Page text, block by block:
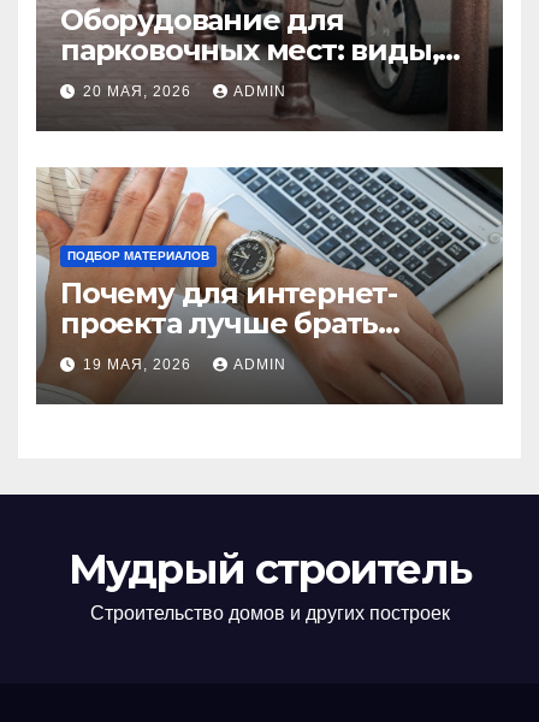
Оборудование для
парковочных мест: виды,
функции и нормы
установки
20 МАЯ, 2026 ADMIN
ПОДБОР МАТЕРИАЛОВ
Почему для интернет-
проекта лучше брать
отдельный сервер:
преимущества и ключевые
аспекты
19 МАЯ, 2026 ADMIN
Мудрый строитель
Строительство домов и других построек